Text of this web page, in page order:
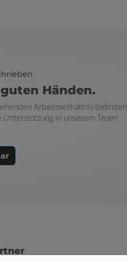
Händen.
Arbeitsverhältnis
in unserem Team!